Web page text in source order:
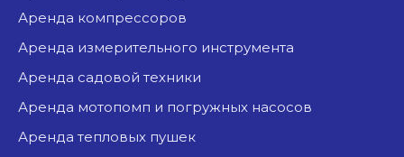
аренда компрессоров
аренда измерительного инструмента
аренда садовой техники
аренда мотопомп и погружных насосов
аренда тепловых пушек